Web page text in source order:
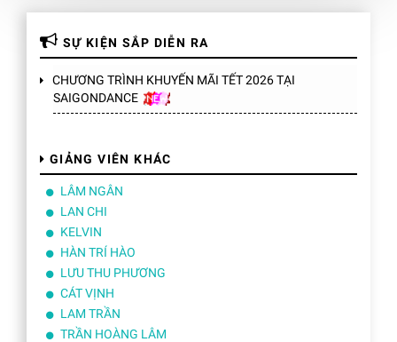
SỰ KIỆN SẮP DIỄN RA
CHƯƠNG TRÌNH KHUYẾN MÃI TẾT 2026 TẠI
SAIGONDANCE
GIẢNG VIÊN KHÁC
LÂM NGÂN
LAN CHI
KELVIN
HÀN TRÍ HÀO
LƯU THU PHƯƠNG
CÁT VỊNH
LAM TRẦN
TRẦN HOÀNG LÂM